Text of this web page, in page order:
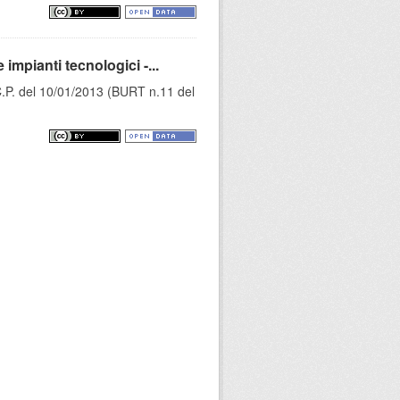
impianti tecnologici -...
del 10/01/2013 (BURT n.11 del